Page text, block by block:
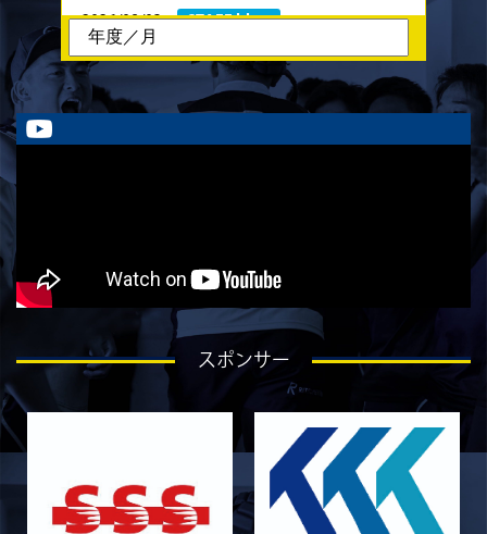
2026/08/03
STAFF blog
ラストイヤーにかける想い-川部剛大-
2026/08/02
STAFF blog
ラストイヤーにかける想い-川畑直央征-
2026/08/01
STAFF blog
2026/07/30
STAFF blog
STAFF blog
ラストイヤーにかける想い-石飛冬輝-
ラストイヤーにかける想い-石岡泰一-
ラストイヤーにかける想い-芦塚悠大-
2026/07/25
STAFF blog
スポンサー